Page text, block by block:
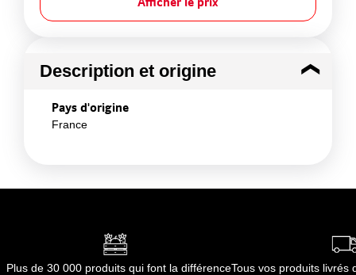
Description et origine
Pays d'origine
France
Plus de 30 000 produits qui font la différenceTous vos produits livrés